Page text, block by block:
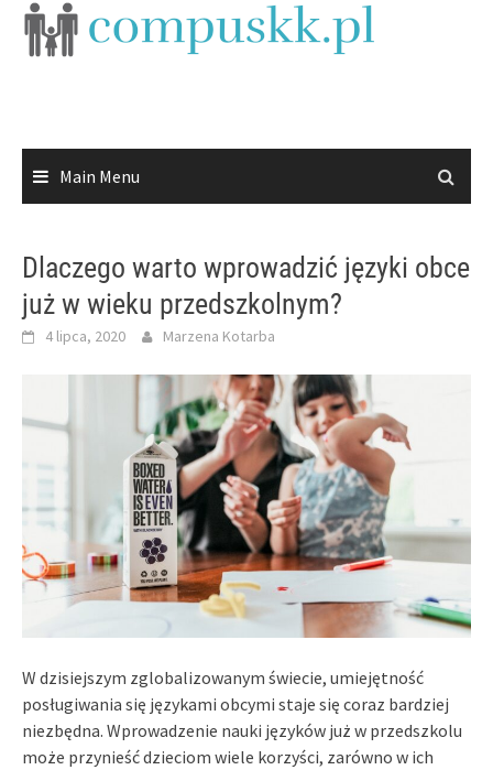
Skip
Main Menu
Dlaczego warto wprowadzić języki obce
już w wieku przedszkolnym?
4 lipca, 2020 Marzena Kotarba
W dzisiejszym zglobalizowanym świecie, umiejętność
posługiwania się językami obcymi staje się coraz bardziej
niezbędna. Wprowadzenie nauki języków już w przedszkolu
może przynieść dzieciom wiele korzyści, zarówno w ich